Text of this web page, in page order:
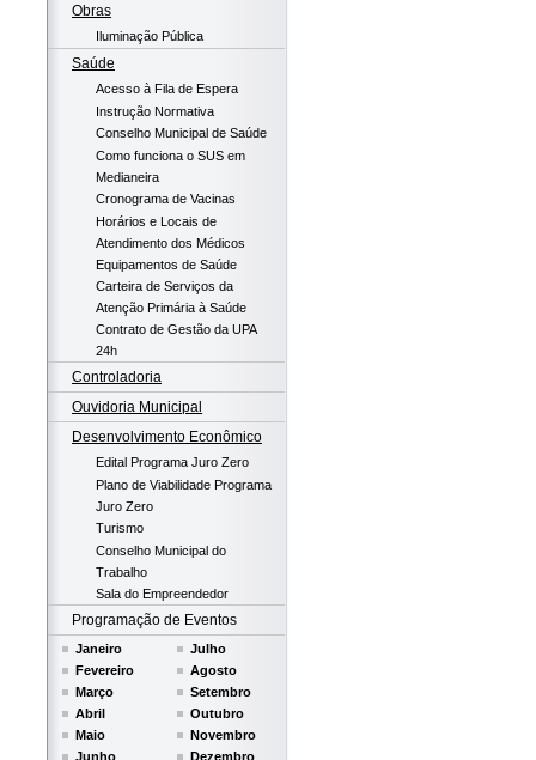
Obras
Iluminação Pública
Saúde
Acesso à Fila de Espera
Instrução Normativa
Conselho Municipal de Saúde
Como funciona o SUS em
Medianeira
Cronograma de Vacinas
Horários e Locais de
Atendimento dos Médicos
Equipamentos de Saúde
Carteira de Serviços da
Atenção Primária à Saúde
Contrato de Gestão da UPA
24h
Controladoria
Ouvidoria Municipal
Desenvolvimento Econômico
Edital Programa Juro Zero
Plano de Viabilidade Programa
Juro Zero
Turismo
Conselho Municipal do
Trabalho
Sala do Empreendedor
Programação de Eventos
Janeiro
Fevereiro
Março
Abril
Maio
Junho
Julho
Agosto
Setembro
Outubro
Novembro
Dezembro